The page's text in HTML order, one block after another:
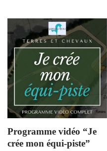
Programme vidéo “Je
crée mon équi-piste”